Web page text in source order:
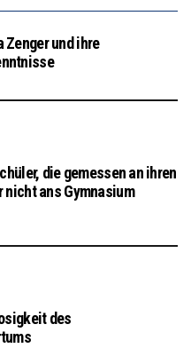
Zenger und ihre
die gemessen an ihren
nicht ans Gymnasium
des